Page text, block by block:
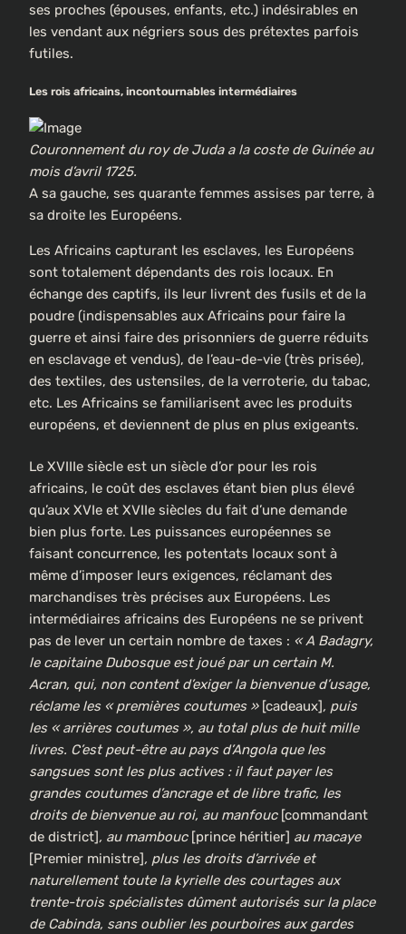
ses proches (épouses, enfants, etc.) indésirables en
les vendant aux négriers sous des prétextes parfois
futiles.
Les rois africains, incontournables intermédiaires
Couronnement du roy de Juda a la coste de Guinée au
mois d’avril 1725.
A sa gauche, ses quarante femmes assises par terre, à
sa droite les Européens.
Les Africains capturant les esclaves, les Européens
sont totalement dépendants des rois locaux. En
échange des captifs, ils leur livrent des fusils et de la
poudre (indispensables aux Africains pour faire la
guerre et ainsi faire des prisonniers de guerre réduits
en esclavage et vendus), de l’eau-de-vie (très prisée),
des textiles, des ustensiles, de la verroterie, du tabac,
etc. Les Africains se familiarisent avec les produits
européens, et deviennent de plus en plus exigeants.
Le XVIIIe siècle est un siècle d’or pour les rois
africains, le coût des esclaves étant bien plus élevé
qu’aux XVIe et XVIIe siècles du fait d’une demande
bien plus forte. Les puissances européennes se
faisant concurrence, les potentats locaux sont à
même d’imposer leurs exigences, réclamant des
marchandises très précises aux Européens. Les
intermédiaires africains des Européens ne se privent
pas de lever un certain nombre de taxes : « A Badagry,
le capitaine Dubosque est joué par un certain M.
Acran, qui, non content d’exiger la bienvenue d’usage,
réclame les « premières coutumes » [cadeaux], puis
les « arrières coutumes », au total plus de huit mille
livres. C’est peut-être au pays d’Angola que les
sangsues sont les plus actives : il faut payer les
grandes coutumes d’ancrage et de libre trafic, les
droits de bienvenue au roi, au manfouc [commandant
de district], au mambouc [prince héritier] au macaye
[Premier ministre], plus les droits d’arrivée et
naturellement toute la kyrielle des courtages aux
trente-trois spécialistes dûment autorisés sur la place
de Cabinda, sans oublier les pourboires aux gardes